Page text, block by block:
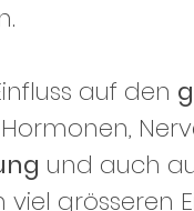
auf den
und auch
grösseren